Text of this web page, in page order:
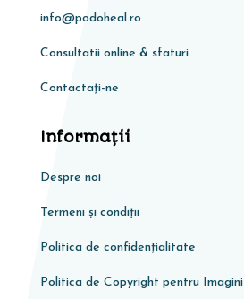
info@podoheal.ro
Consultatii online & sfaturi
Contactați-ne
Informaţii
Despre noi
Termeni și condiții
Politica de confidențialitate
Politica de Copyright pentru Imagini